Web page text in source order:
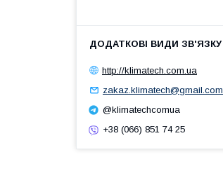
http://klimatech.com.ua
zakaz.klimatech@gmail.com
@klimatechcomua
+38 (066) 851 74 25